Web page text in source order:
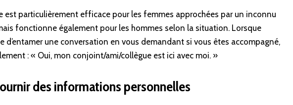
est particulièrement efficace pour les femmes approchées par un inconnu
fonctionne également pour les hommes selon la situation. Lorsque
d’entamer une conversation en vous demandant si vous êtes accompagné,
: « Oui, mon conjoint/ami/collègue est ici avec moi. »
des informations personnelles